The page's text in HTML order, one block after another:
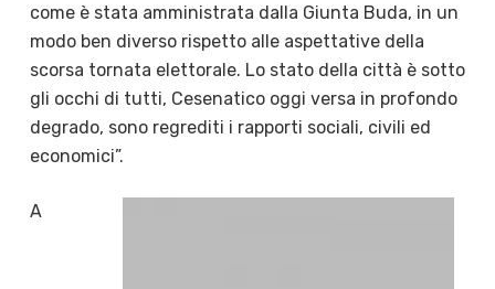
come è stata amministrata dalla Giunta Buda, in un
modo ben diverso rispetto alle aspettative della
scorsa tornata elettorale. Lo stato della città è sotto
gli occhi di tutti, Cesenatico oggi versa in profondo
degrado, sono regrediti i rapporti sociali, civili ed
economici”.
A